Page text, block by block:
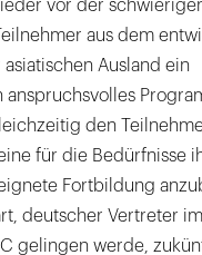
vor der
aus dem
Ausland ein
anspruchsvolles
den
für die Bedürfnisse
Fortbildung
deutscher Vertreter
gelingen werde,